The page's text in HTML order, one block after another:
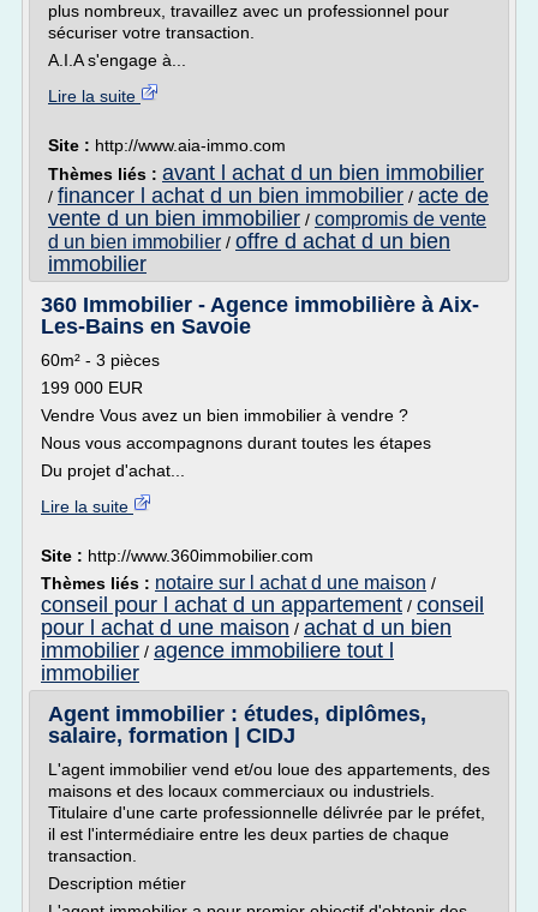
plus nombreux, travaillez avec un professionnel pour
sécuriser votre transaction.
A.I.A s'engage à...
Lire la suite
Site : http://www.aia-immo.com
Thèmes liés : avant l achat d un bien immobilier
/ financer l achat d un bien immobilier / acte de
vente d un bien immobilier / compromis de vente
d un bien immobilier / offre d achat d un bien
immobilier
360 Immobilier - Agence immobilière à Aix-
Les-Bains en Savoie
60m² - 3 pièces
199 000 EUR
Vendre Vous avez un bien immobilier à vendre ?
Nous vous accompagnons durant toutes les étapes
Du projet d'achat...
Lire la suite
Site : http://www.360immobilier.com
Thèmes liés : notaire sur l achat d une maison /
conseil pour l achat d un appartement / conseil
pour l achat d une maison / achat d un bien
immobilier / agence immobiliere tout l
immobilier
Agent immobilier : études, diplômes,
salaire, formation | CIDJ
L'agent immobilier vend et/ou loue des appartements, des
maisons et des locaux commerciaux ou industriels.
Titulaire d'une carte professionnelle délivrée par le préfet,
il est l'intermédiaire entre les deux parties de chaque
transaction.
Description métier